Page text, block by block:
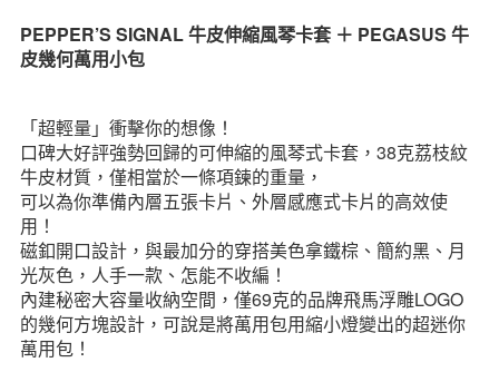
PEPPER’S SIGNAL 牛皮伸縮風琴卡套 ＋ PEGASUS 牛
皮幾何萬用小包
「超輕量」衝擊你的想像！
口碑大好評強勢回歸的可伸縮的風琴式卡套，38克荔枝紋
牛皮材質，僅相當於一條項鍊的重量，
可以為你準備內層五張卡片、外層感應式卡片的高效使
用！
磁釦開口設計，與最加分的穿搭美色拿鐵棕、簡約黑、月
光灰色，人手一款、怎能不收編！
內建秘密大容量收納空間，僅69克的品牌飛馬浮雕LOGO
的幾何方塊設計，可說是將萬用包用縮小燈變出的超迷你
萬用包！